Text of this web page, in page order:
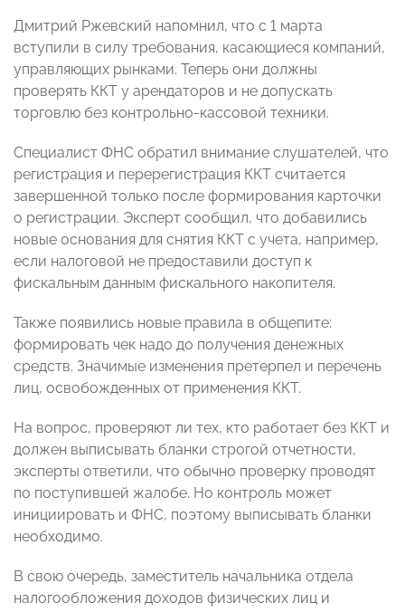
Дмитрий Ржевский напомнил, что с 1 марта
вступили в силу требования, касающиеся компаний,
управляющих рынками. Теперь они должны
проверять ККТ у арендаторов и не допускать
торговлю без контрольно-кассовой техники.
Специалист ФНС обратил внимание слушателей, что
регистрация и перерегистрация ККТ считается
завершенной только после формирования карточки
о регистрации. Эксперт сообщил, что добавились
новые основания для снятия ККТ с учета, например,
если налоговой не предоставили доступ к
фискальным данным фискального накопителя.
Также появились новые правила в общепите:
формировать чек надо до получения денежных
средств. Значимые изменения претерпел и перечень
лиц, освобожденных от применения ККТ.
На вопрос, проверяют ли тех, кто работает без ККТ и
должен выписывать бланки строгой отчетности,
эксперты ответили, что обычно проверку проводят
по поступившей жалобе. Но контроль может
инициировать и ФНС, поэтому выписывать бланки
необходимо.
В свою очередь, заместитель начальника отдела
налогообложения доходов физических лиц и